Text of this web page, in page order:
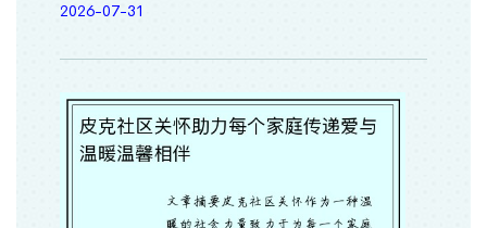
2026-07-31